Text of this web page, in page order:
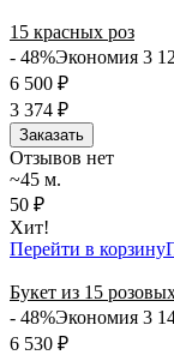
15 красных роз
- 48%Экономия 3
6 500 ₽
3 374 ₽
Заказать
Отзывов нет
~45 м.
50 ₽
Хит!
Перейти в корзину
Букет из 15
- 48%Экономия 3
6 530 ₽